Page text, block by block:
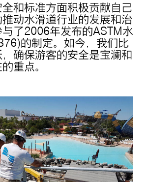
和标准方面积极贡献自己
动水滑道行业的发展和治
了2006年发布的ASTM水
的制定。如今，我们比
确保游客的安全是宝澜和
重点。